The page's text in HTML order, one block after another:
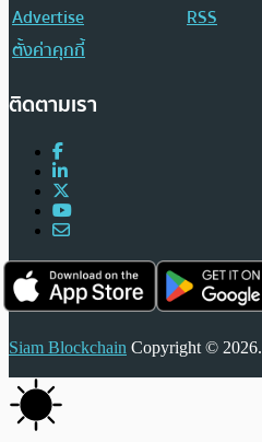
Advertise
RSS
ตั้งค่าคุกกี้
ติดตามเรา
Siam Blockchain Copyright © 2026.